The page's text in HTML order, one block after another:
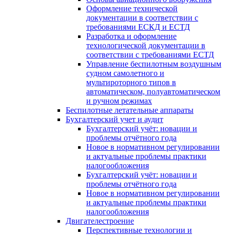
Оформление технической
документации в соответствии с
требованиями ЕСКД и ЕСТД
Разработка и оформление
технологической документации в
соответствии с требованиями ЕСТД
Управление беспилотным воздушным
судном самолетного и
мультироторного типов в
автоматическом, полуавтоматическом
и ручном режимах
Беспилотные летательные аппараты
Бухгалтерский учет и аудит
Бухгалтерский учёт: новации и
проблемы отчётного года
Новое в нормативном регулировании
и актуальные проблемы практики
налогообложения
Бухгалтерский учёт: новации и
проблемы отчётного года
Новое в нормативном регулировании
и актуальные проблемы практики
налогообложения
Двигателестроение
Перспективные технологии и